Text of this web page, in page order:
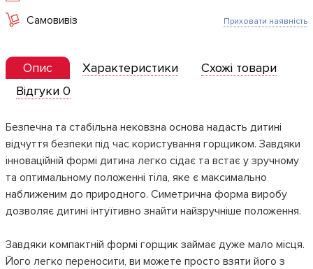
Самовивіз Приховати наявність
Опис Характеристики
Схожі товари
Відгуки 0
Безпечна та стабільна нековзна основа надасть дитині
відчуття безпеки під час користування горщиком. Завдяки
інноваційній формі дитина легко сідає та встає у зручному
та оптимальному положенні тіла, яке є максимально
наближеним до природного. Симетрична форма виробу
дозволяє дитині інтуїтивно знайти найзручніше положення.
Завдяки компактній формі горщик займає дуже мало місця.
Його легко переносити, ви можете просто взяти його з